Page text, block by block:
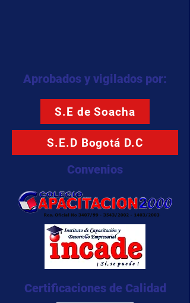
Aprobados y vigilados por:
S.E de Soacha
S.E.D Bogotá D.C
Convenios
Certificaciones de Calidad